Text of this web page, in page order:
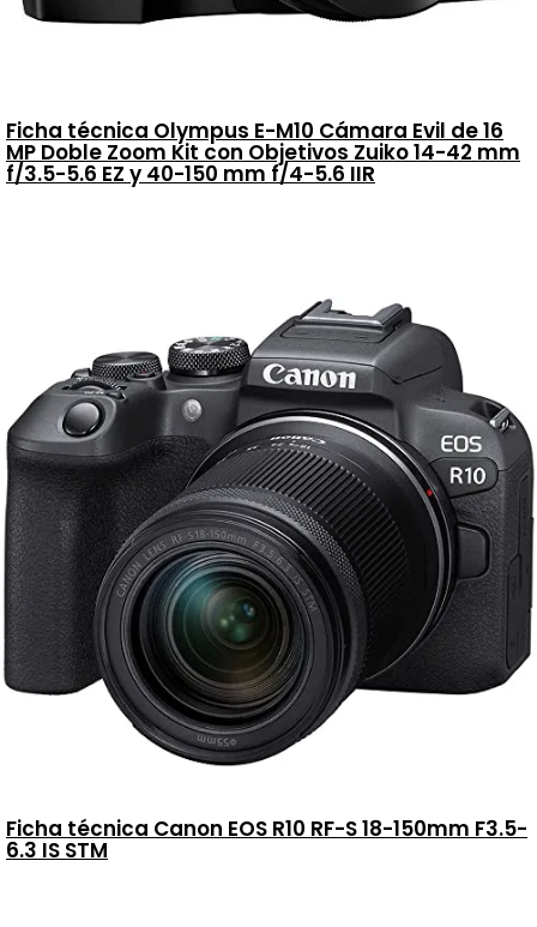
Ficha técnica Olympus E-M10 Cámara Evil de 16
MP Doble Zoom Kit con Objetivos Zuiko 14-42 mm
f/3.5-5.6 EZ y 40-150 mm f/4-5.6 IIR
Ficha técnica Canon EOS R10 RF-S 18-150mm F3.5-
6.3 IS STM